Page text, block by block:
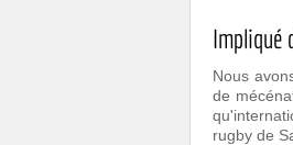
Impliqué
Nous
de
rugby de